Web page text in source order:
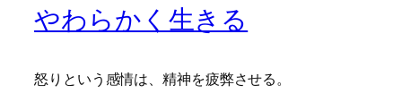
やわらかく生きる
怒りという感情は、精神を疲弊させる。